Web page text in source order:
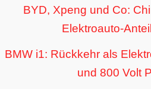
BYD, Xpeng und Co:
Elektroauto-
BMW i1: Rückkehr als
und 800 Volt